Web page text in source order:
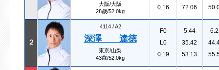
大阪/大阪
28歳/52.0kg
0.16
72.06
２
4114 /A2
深澤 達徳
東京/山梨
43歳/52.0kg
F0
L0
0.19
5.44
35.42
53.13